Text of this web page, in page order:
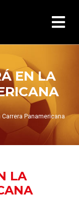
EN LA
Panamericana
LA